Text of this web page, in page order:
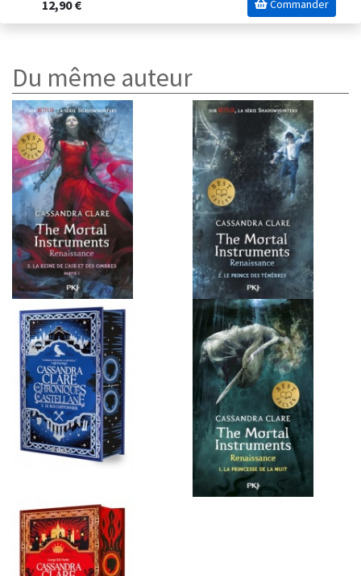
12,90 € Commander
Du même auteur